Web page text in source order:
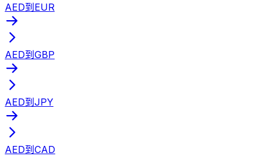
AED到EUR
AED到GBP
AED到JPY
AED到CAD